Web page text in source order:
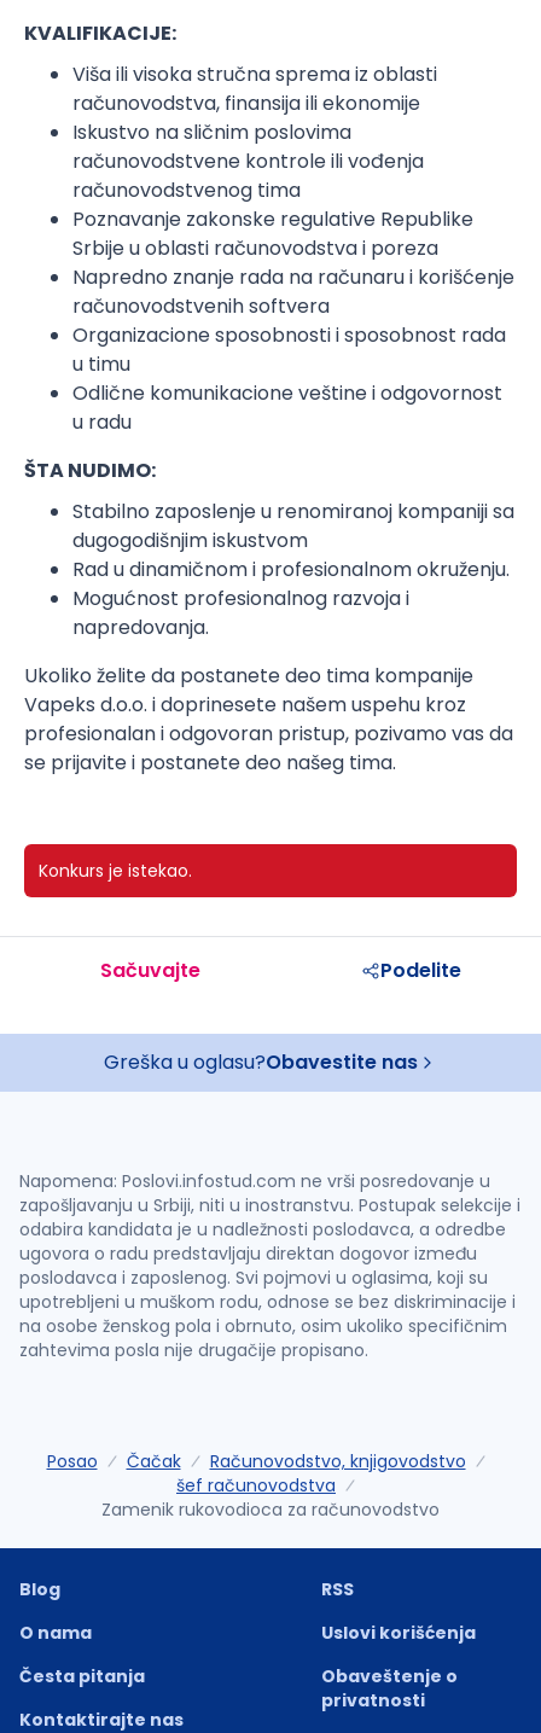
KVALIFIKACIJE:
Viša ili visoka stručna sprema iz oblasti
računovodstva, finansija ili ekonomije
Iskustvo na sličnim poslovima
računovodstvene kontrole ili vođenja
računovodstvenog tima
Poznavanje zakonske regulative Republike
Srbije u oblasti računovodstva i poreza
Napredno znanje rada na računaru i korišćenje
računovodstvenih softvera
Organizacione sposobnosti i sposobnost rada
u timu
Odlične komunikacione veštine i odgovornost
u radu
ŠTA NUDIMO:
Stabilno zaposlenje u renomiranoj kompaniji sa
dugogodišnjim iskustvom
Rad u dinamičnom i profesionalnom okruženju.
Mogućnost profesionalnog razvoja i
napredovanja.
Ukoliko želite da postanete deo tima kompanije
Vapeks d.o.o. i doprinesete našem uspehu kroz
profesionalan i odgovoran pristup, pozivamo vas da
se prijavite i postanete deo našeg tima.
Konkurs je istekao.
Sačuvajte Podelite
Greška u oglasu?Obavestite nas
Napomena: Poslovi.infostud.com ne vrši posredovanje u
zapošljavanju u Srbiji, niti u inostranstvu. Postupak selekcije i
odabira kandidata je u nadležnosti poslodavca, a odredbe
ugovora o radu predstavljaju direktan dogovor između
poslodavca i zaposlenog. Svi pojmovi u oglasima, koji su
upotrebljeni u muškom rodu, odnose se bez diskriminacije i
na osobe ženskog pola i obrnuto, osim ukoliko specifičnim
zahtevima posla nije drugačije propisano.
Posao Čačak
Računovodstvo, knjigovodstvo
šef računovodstva
Zamenik rukovodioca za računovodstvo
Blog
O nama
Česta pitanja
Kontaktirajte nas
RSS
Uslovi korišćenja
Obaveštenje o
privatnosti